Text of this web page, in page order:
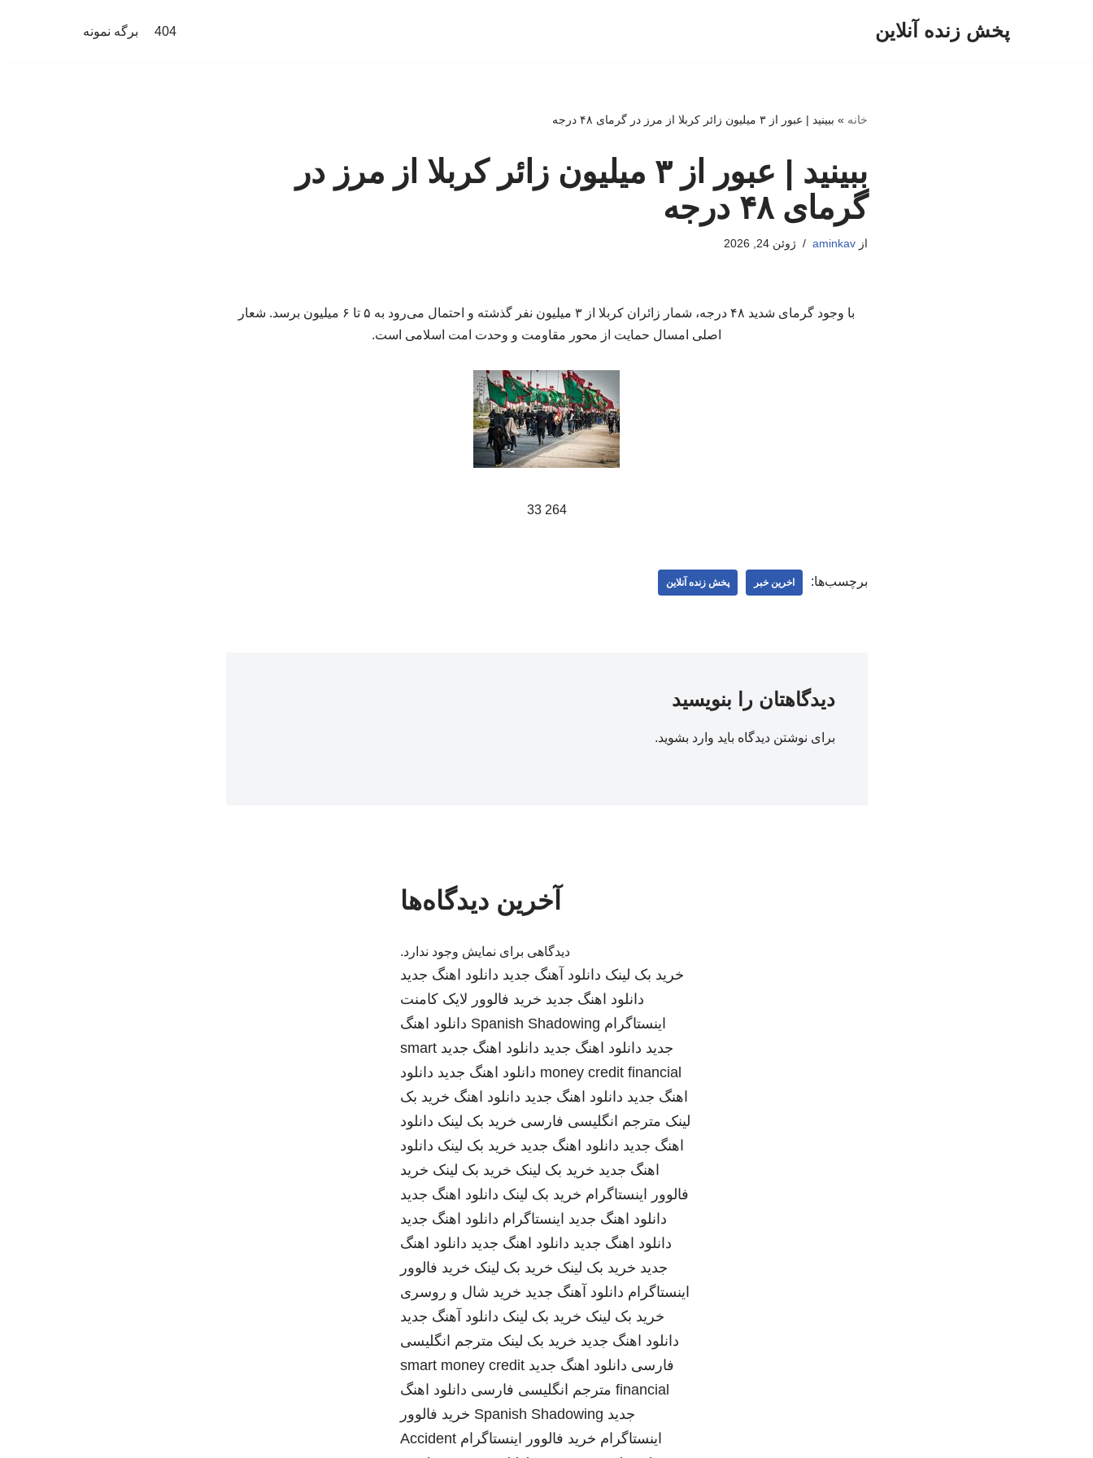
پخش زنده آنلاین 404 برگه نمونه
خانه » ببینید | عبور از ۳ میلیون زائر کربلا از مرز در گرمای ۴۸ درجه
ببینید | عبور از ۳ میلیون زائر کربلا از مرز در
گرمای ۴۸ درجه
ازaminkav ژوئن 24, 2026
با وجود گرمای شدید ۴۸ درجه، شمار زائران کربلا از ۳ میلیون نفر گذشته و احتمال می‌رود به ۵ تا ۶ میلیون برسد. شعار
اصلی امسال حمایت از محور مقاومت و وحدت امت اسلامی است.
264 33
برچسب‌ها: اخرین خبر پخش زنده آنلاین
دیدگاهتان را بنویسید
برای نوشتن دیدگاه باید وارد بشوید.
آخرین دیدگاه‌ها
دیدگاهی برای نمایش وجود ندارد.
خرید بک لینک دانلود آهنگ جدید دانلود اهنگ جدید
دانلود اهنگ جدید خرید فالوور لایک کامنت
اینستاگرام Spanish Shadowing دانلود اهنگ
جدید دانلود اهنگ جدید دانلود اهنگ جدید smart
money credit financial دانلود اهنگ جدید دانلود
اهنگ جدید دانلود اهنگ جدید دانلود اهنگ خرید بک
لینک مترجم انگلیسی فارسی خرید بک لینک دانلود
اهنگ جدید دانلود اهنگ جدید خرید بک لینک دانلود
اهنگ جدید خرید بک لینک خرید بک لینک خرید
فالوور اینستاگرام خرید بک لینک دانلود اهنگ جدید
دانلود اهنگ جدید اینستاگرام دانلود اهنگ جدید
دانلود اهنگ جدید دانلود اهنگ جدید دانلود اهنگ
جدید خرید بک لینک خرید بک لینک خرید فالوور
اینستاگرام دانلود آهنگ جدید خرید شال و روسری
خرید بک لینک خرید بک لینک دانلود آهنگ جدید
دانلود اهنگ جدید خرید بک لینک مترجم انگلیسی
فارسی دانلود اهنگ جدید smart money credit
financial مترجم انگلیسی فارسی دانلود اهنگ
جدید Spanish Shadowing خرید فالوور
اینستاگرام خرید فالوور اینستاگرام Accident